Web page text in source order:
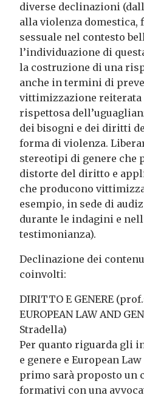
diverse declinazioni
alla violenza domestica,
sessuale nel contesto
l’individuazione di
la costruzione di una
anche in termini di
vittimizzazione reiterata
rispettosa
dei bisogni e dei diritti
forma di violenza.
stereotipi di genere che
distorte del diritto e
che producono
esempio, in sede di
durante le indagini e
testimonianza).
Declinazione dei
coinvolti:
DIRITTO E GENERE
EUROPEAN LAW AND
Stradella)
Per quanto riguarda gli
e genere e European
primo sarà proposto un
formativi con una